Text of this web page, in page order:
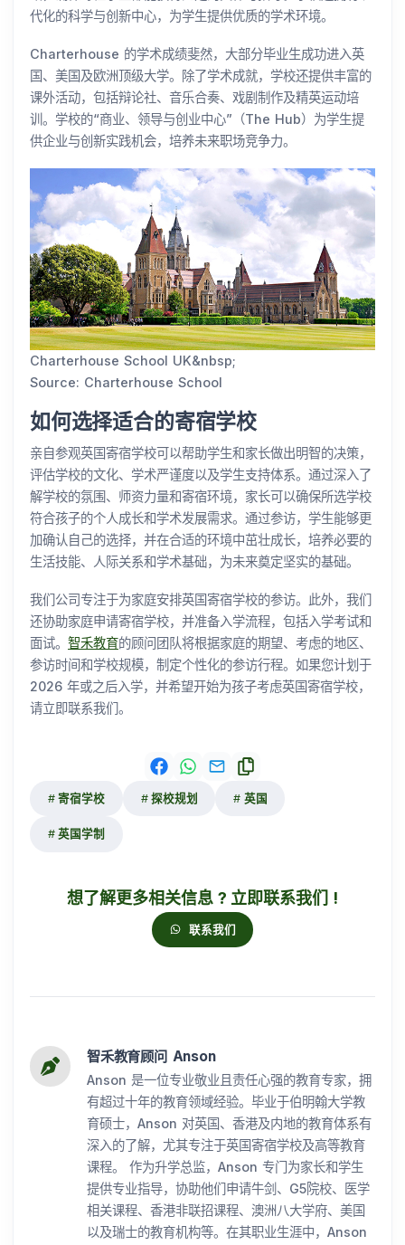
代化的科学与创新中心，为学生提供优质的学术环境。
Charterhouse 的学术成绩斐然，大部分毕业生成功进入英
国、美国及欧洲顶级大学。除了学术成就，学校还提供丰富的
课外活动，包括辩论社、音乐合奏、戏剧制作及精英运动培
训。学校的“商业、领导与创业中心”（The Hub）为学生提
供企业与创新实践机会，培养未来职场竞争力。
Charterhouse School UK&nbsp;
Source: Charterhouse School
如何选择适合的寄宿学校
亲自参观英国寄宿学校可以帮助学生和家长做出明智的决策，
评估学校的文化、学术严谨度以及学生支持体系。通过深入了
解学校的氛围、师资力量和寄宿环境，家长可以确保所选学校
符合孩子的个人成长和学术发展需求。通过参访，学生能够更
加确认自己的选择，并在合适的环境中茁壮成长，培养必要的
生活技能、人际关系和学术基础，为未来奠定坚实的基础。
我们公司专注于为家庭安排英国寄宿学校的参访。此外，我们
还协助家庭申请寄宿学校，并准备入学流程，包括入学考试和
面试。 智禾教育的顾问团队将根据家庭的期望、考虑的地区、
参访时间和学校规模，制定个性化的参访行程。如果您计划于
2026 年或之后入学，并希望开始为孩子考虑英国寄宿学校，
请立即联系我们。
寄宿学校 探校规划 英国
英国学制
想了解更多相关信息 ? 立即联系我们 !
联系我们
智禾教育顾问 Anson
Anson 是一位专业敬业且责任心强的教育专家，拥
有超过十年的教育领域经验。毕业于伯明翰大学教
育硕士，Anson 对英国、香港及内地的教育体系有
深入的了解，尤其专注于英国寄宿学校及高等教育
课程。 作为升学总监，Anson 专门为家长和学生
提供专业指导，协助他们申请牛剑、G5院校、医学
相关课程、香港非联招课程、澳洲八大学府、美国
以及瑞士的教育机构等。在其职业生涯中，Anson